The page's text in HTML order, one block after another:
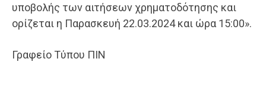
υποβολής των αιτήσεων χρηματοδότησης και
ορίζεται η Παρασκευή 22.03.2024 και ώρα 15:00».
Γραφείο Τύπου ΠΙΝ